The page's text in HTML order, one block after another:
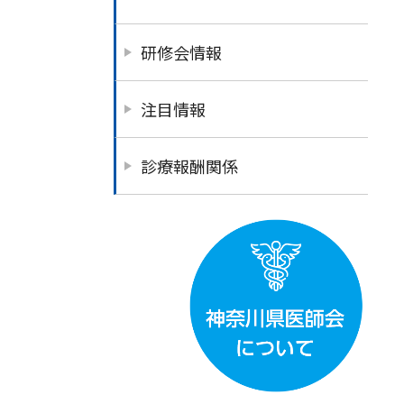
研修会情報
注目情報
診療報酬関係